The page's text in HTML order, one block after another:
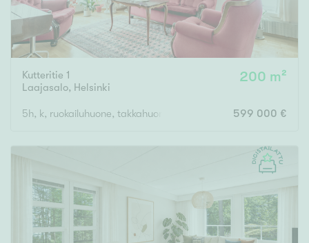
Kutteritie 1
Laajasalo, Helsinki
200 m²
5h, k, ruokailuhuone, takkahuone, kph, sauna, 2x wc, khh
599 000 €